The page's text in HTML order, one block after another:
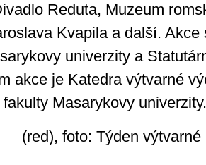
Reduta, Muzeum
Kvapila a další. Akce
univerzity a
akce je Katedra výtvarné
Masarykovy univerzity.
(red), foto: Týden